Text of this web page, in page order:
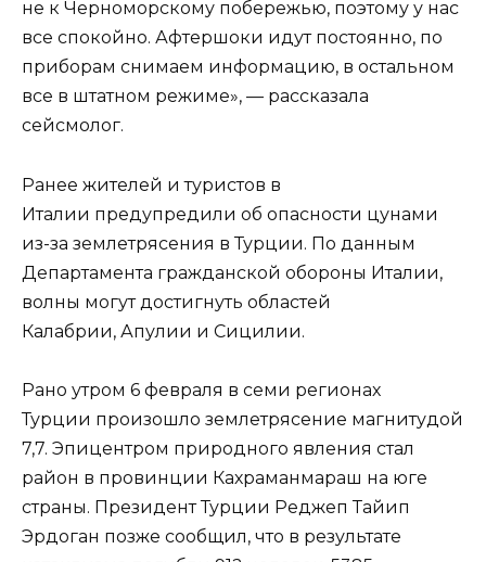
не к Черноморскому побережью, поэтому у нас
все спокойно. Афтершоки идут постоянно, по
приборам снимаем информацию, в остальном
все в штатном режиме», — рассказала
сейсмолог.
Ранее жителей и туристов в
Италии предупредили об опасности цунами
из-за землетрясения в Турции. По данным
Департамента гражданской обороны Италии,
волны могут достигнуть областей
Калабрии, Апулии и Сицилии.
Рано утром 6 февраля в семи регионах
Турции произошло землетрясение магнитудой
7,7. Эпицентром природного явления стал
район в провинции Кахраманмараш на юге
страны. Президент Турции Реджеп Тайип
Эрдоган позже сообщил, что в результате